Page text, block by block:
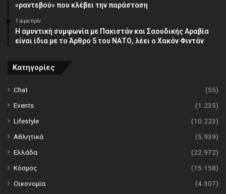
«ραντεβού» που κλέβει την παράσταση
1 ώρα πρίν
Η αμυντική συμφωνία με Πακιστάν και Σαουδικής Αραβία
είναι ίδια με το Άρθρο 5 του ΝΑΤΟ, λέει ο Χακάν Φιντάν
Κατηγορίες
Chat
(55)
Events
(1.235)
Lifestyle
(10.223)
Αθλητικά
(5.939)
Ελλάδα
(22.972)
Κόσμος
(15.158)
Οικονομία
(4.307)